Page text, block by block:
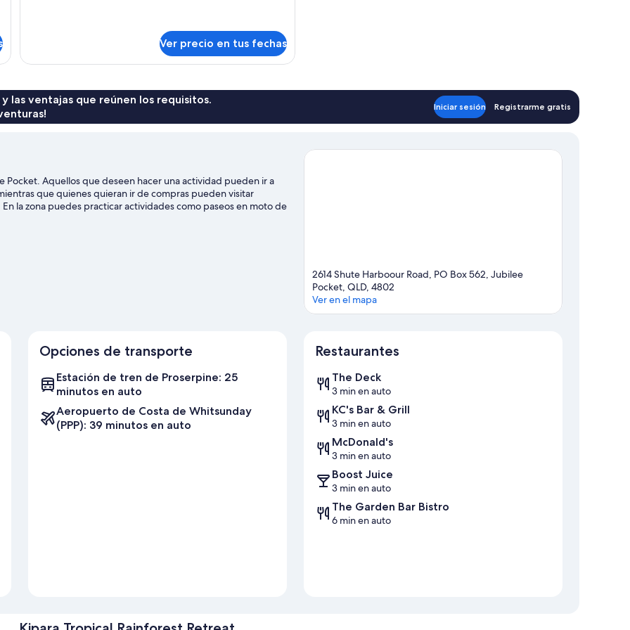
Ver precio en tus fechas
las ventajas que reúnen los requisitos.
Iniciar sesión Registrarme gratis
Pocket. Aquellos que deseen hacer una actividad pueden ir a
que quienes quieran ir de compras pueden visitar
la zona puedes practicar actividades como paseos en moto de
y paracaidismo.
2614 Shute Harboour Road, PO Box 562, Jubilee
Pocket, QLD, 4802
Ver en el mapa
Opciones de transporte
Estación de tren de Proserpine: 25
minutos en auto
Aeropuerto de Costa de Whitsunday
(PPP): 39 minutos en auto
Restaurantes
The Deck
3 min en auto
KC's Bar & Grill
3 min en auto
McDonald's
3 min en auto
Boost Juice
3 min en auto
The Garden Bar Bistro
6 min en auto